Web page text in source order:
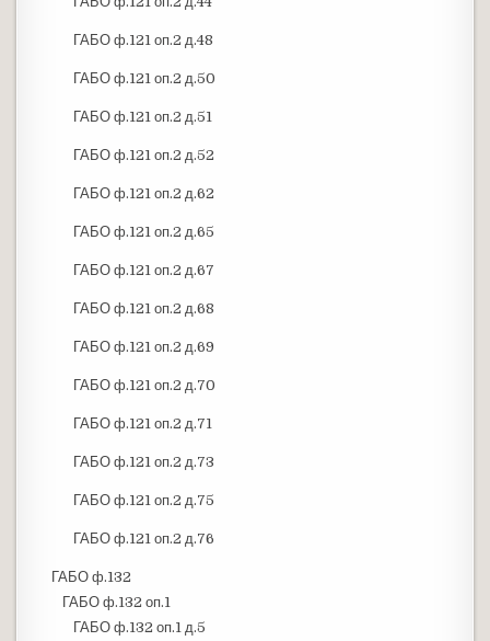
ГАБО ф.121 оп.2 д.48
ГАБО ф.121 оп.2 д.50
ГАБО ф.121 оп.2 д.51
ГАБО ф.121 оп.2 д.52
ГАБО ф.121 оп.2 д.62
ГАБО ф.121 оп.2 д.65
ГАБО ф.121 оп.2 д.67
ГАБО ф.121 оп.2 д.68
ГАБО ф.121 оп.2 д.69
ГАБО ф.121 оп.2 д.70
ГАБО ф.121 оп.2 д.71
ГАБО ф.121 оп.2 д.73
ГАБО ф.121 оп.2 д.75
ГАБО ф.121 оп.2 д.76
ГАБО ф.132
ГАБО ф.132 оп.1
ГАБО ф.132 оп.1 д.5